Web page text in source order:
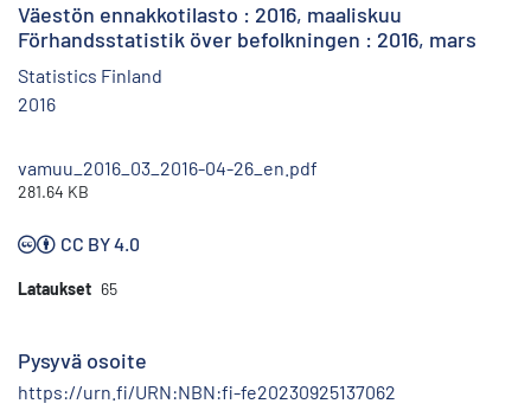
Väestön ennakkotilasto : 2016, maaliskuu
Förhandsstatistik över befolkningen : 2016, mars
Statistics Finland
2016
vamuu_2016_03_2016-04-26_en.pdf
281.64 KB
CC BY 4.0
Lataukset 65
Pysyvä osoite
https://urn.fi/URN:NBN:fi-fe20230925137062